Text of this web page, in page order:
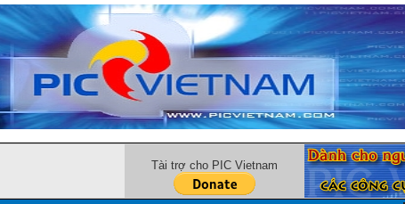
Tài trợ cho PIC Vietnam